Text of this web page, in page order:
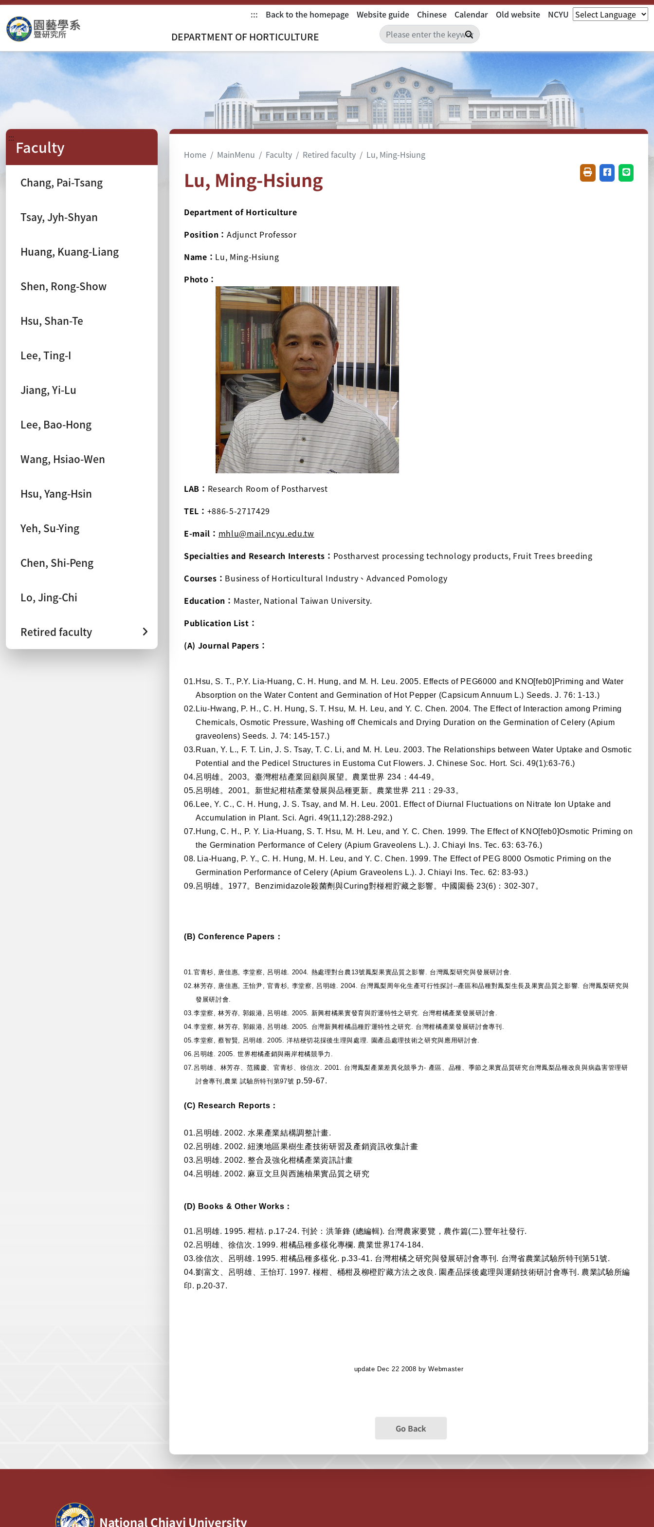
::: Back to the homepage Website guide Chinese Calendar Old website NCYU
DEPARTMENT OF HORTICULTURE Search
::: Faculty
Chang, Pai-Tsang
Tsay, Jyh-Shyan
Huang, Kuang-Liang
Shen, Rong-Show
Hsu, Shan-Te
Lee, Ting-I
Jiang, Yi-Lu
Lee, Bao-Hong
Wang, Hsiao-Wen
Hsu, Yang-Hsin
Yeh, Su-Ying
Chen, Shi-Peng
Lo, Jing-Chi
Retired faculty
Home MainMenu Faculty Retired faculty Lu, Ming-Hsiung
Lu, Ming-Hsiung FriendlyShare onShare
Department of Horticulture
Position：Adjunct Professor
Name： Lu, Ming-Hsiung
Photo：
LAB： Research Room of Postharvest
TEL： +886-5-2717429
E-mail： mhlu@mail.ncyu.edu.tw
Specialties and Research Interests： Postharvest processing technology products, Fruit Trees breeding
Courses： Business of Horticultural Industry、Advanced Pomology
Education： Master, National Taiwan University.
Publication List：
(A) Journal Papers：
01. Hsu, S. T., P.Y. Lia-Huang, C. H. Hung, and M. H. Leu. 2005. Effects of PEG6000 and KNO[feb0]Priming and Water
Absorption on the Water Content and Germination of Hot Pepper (Capsicum Annuum L.) Seeds. J. 76: 1-13.)
02. Liu-Hwang, P. H., C. H. Hung, S. T. Hsu, M. H. Leu, and Y. C. Chen. 2004. The Effect of Interaction among Priming
Chemicals, Osmotic Pressure, Washing off Chemicals and Drying Duration on the Germination of Celery (Apium
graveolens) Seeds. J. 74: 145-157.)
03. Ruan, Y. L., F. T. Lin, J. S. Tsay, T. C. Li, and M. H. Leu. 2003. The Relationships between Water Uptake and Osmotic
Potential and the Pedicel Structures in Eustoma Cut Flowers. J. Chinese Soc. Hort. Sci. 49(1):63-76.)
04.呂明雄。 2003。臺灣柑桔產業回顧與展望。農業世界 234 ：44-49。
05.呂 明雄。 2001。新世紀柑桔產業發展與品種更新。農業世界 211 ： 29-33。
06. Lee, Y. C., C. H. Hung, J. S. Tsay, and M. H. Leu. 2001. Effect of Diurnal Fluctuations on Nitrate Ion Uptake and
Accumulation in Plant. Sci. Agri. 49(11,12):288-292.)
07. Hung, C. H., P. Y. Lia-Huang, S. T. Hsu, M. H. Leu, and Y. C. Chen. 1999. The Effect of KNO[feb0]Osmotic Priming on
the Germination Performance of Celery (Apium Graveolens L.). J. Chiayi Ins. Tec. 63: 63-76.)
08. Lia-Huang, P. Y., C. H. Hung, M. H. Leu, and Y. C. Chen. 1999. The Effect of PEG 8000 Osmotic Priming on the
Germination Performance of Celery (Apium Graveolens L.). J. Chiayi Ins. Tec. 62: 83-93.)
09.呂明雄。 1977。 Benzimidazole殺菌劑與Curing對椪柑貯藏之影響。中國園藝 23(6) ：302-307。
(B) Conference Papers：
01.官青杉, 唐佳惠, 李堂察 , 呂明雄. 2004. 熱處理對台農 13號鳳梨果實品質之影響. 台灣鳳梨研究與發展研討會.
02.林芳存, 唐佳惠, 王怡尹,官青杉, 李堂察 , 呂明雄. 2004. 台灣鳳梨周年化生產可行性探討--產區和品種對鳳梨生長及果實品質之影響. 台灣鳳梨研究與
發展研討會.
03.李堂察 ,林芳存, 郭銀港, 呂明雄. 2005. 新興柑橘果實發育與貯運特性之研究. 台灣柑橘產業發展研討會.
04.李堂察 ,林芳存, 郭銀港, 呂明雄. 2005. 台灣新興柑橘品種貯運特性之研究. 台灣柑橘產業發展研討會專刊 .
05.李堂察 ,蔡智賢, 呂明雄. 2005.洋桔梗切花採後生理與處理. 園產品處理技術之研究與應用研討會.
06. 呂明雄. 2005.世界柑橘產銷與兩岸柑橘競爭力 .
07. 呂明雄、林芳存、范國慶、官青杉、徐信次 . 2001. 台灣鳳梨產業差異化競爭力- 產區、品種、季節之果實品質研究台灣鳳梨品種改良與病蟲害管理研
討會專刊 ,農業 試驗所特刊第97號 p.59-67.
(C) Research Reports：
01.呂明雄. 2002. 水果產業結構調整計畫.
02.呂明雄. 2002. 紐澳地區果樹生產技術研習及產銷資訊收集計畫
03.呂明雄. 2002. 整合及強化柑橘產業資訊計畫
04.呂明雄. 2002. 麻豆文旦與西施柚果實品質之研究
(D) Books & Other Works：
01.呂明雄. 1995. 柑桔. p.17-24. 刊於：洪筆鋒 (總編輯). 台灣農家要覽，農作篇(二).豐年社發行.
02.呂明雄、徐信次. 1999. 柑橘品種多樣化專欄. 農業世界174-184.
03.徐信次、呂明雄. 1995. 柑橘品種多樣化. p.33-41. 台灣柑橘之研究與發展研討會專刊. 台灣省農業試驗所特刊第51號.
04.劉富文、呂明雄、王怡玎. 1997. 椪柑、桶柑及柳橙貯藏方法之改良. 園產品採後處理與運銷技術研討會專刊. 農業試驗所編
印. p.20-37.
update Dec 22 2008 by Webmaster
Go Back
National Chiayi University